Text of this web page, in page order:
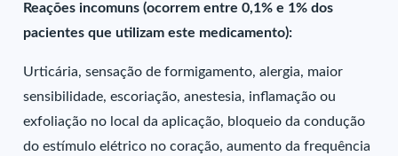
Reações incomuns (ocorrem entre 0,1% e 1% dos
pacientes que utilizam este medicamento):
Urticária, sensação de formigamento, alergia, maior
sensibilidade, escoriação, anestesia, inflamação ou
exfoliação no local da aplicação, bloqueio da condução
do estímulo elétrico no coração, aumento da frequência